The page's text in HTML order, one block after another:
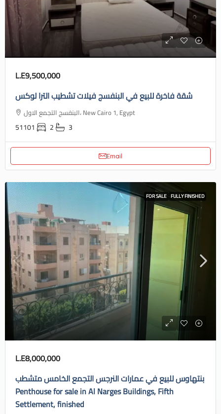
L.E9,500,000
شقة فاخرة للبيع في البنفسج فيلات تشطيب الترا لوكس
البنفسج التجمع الاول، New Cairo 1, Egypt
51101 2 3
Email
FOR SALE FULLY FINISHED
L.E8,000,000
بنتهاوس للبيع في عمارات النرجس التجمع الخامس متشطب
Penthouse for sale in Al Narges Buildings, Fifth
Settlement, finished